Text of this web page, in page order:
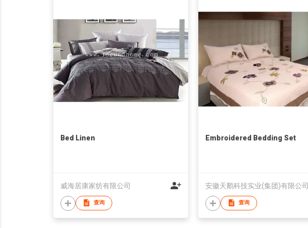
Bed Linen
威海居康家纺有限公司
查询
Embroidered Bedding Set
安徽天鹅科技实业(集团)有限公司
查询